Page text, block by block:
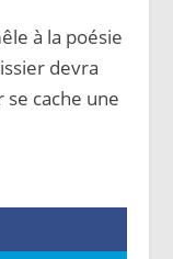
à la poésie
devra
cache une